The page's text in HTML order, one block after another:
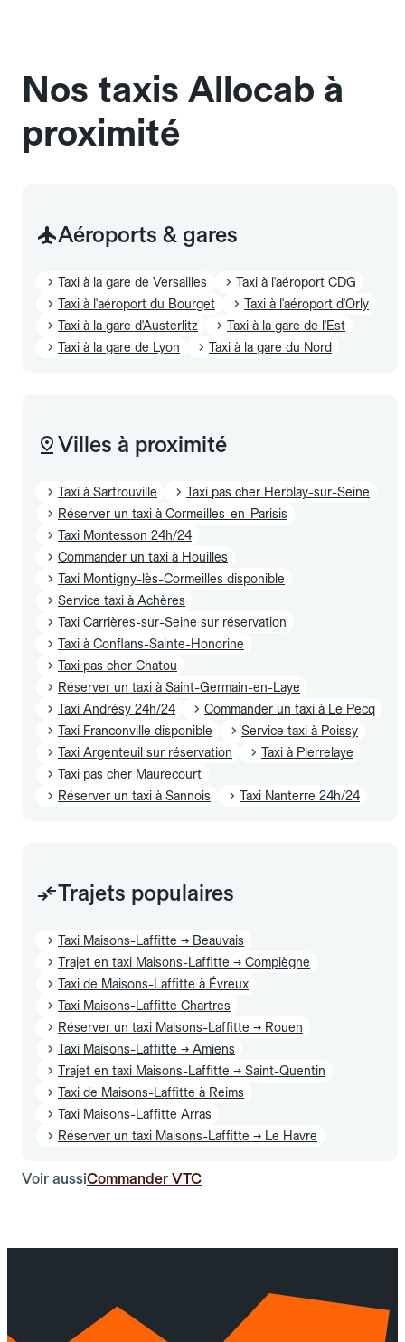
Nos taxis Allocab à
proximité
Aéroports & gares
Taxi à la gare de Versailles
Taxi à l'aéroport CDG
Taxi à l'aéroport du Bourget
Taxi à l'aéroport d'Orly
Taxi à la gare d'Austerlitz
Taxi à la gare de l'Est
Taxi à la gare de Lyon
Taxi à la gare du Nord
Villes à proximité
Taxi à Sartrouville
Taxi pas cher Herblay-sur-Seine
Réserver un taxi à Cormeilles-en-Parisis
Taxi Montesson 24h/24
Commander un taxi à Houilles
Taxi Montigny-lès-Cormeilles disponible
Service taxi à Achères
Taxi Carrières-sur-Seine sur réservation
Taxi à Conflans-Sainte-Honorine
Taxi pas cher Chatou
Réserver un taxi à Saint-Germain-en-Laye
Taxi Andrésy 24h/24
Commander un taxi à Le Pecq
Taxi Franconville disponible
Service taxi à Poissy
Taxi Argenteuil sur réservation
Taxi à Pierrelaye
Taxi pas cher Maurecourt
Réserver un taxi à Sannois
Taxi Nanterre 24h/24
Trajets populaires
Taxi Maisons-Laffitte → Beauvais
Trajet en taxi Maisons-Laffitte → Compiègne
Taxi de Maisons-Laffitte à Évreux
Taxi Maisons-Laffitte Chartres
Réserver un taxi Maisons-Laffitte → Rouen
Taxi Maisons-Laffitte → Amiens
Trajet en taxi Maisons-Laffitte → Saint-Quentin
Taxi de Maisons-Laffitte à Reims
Taxi Maisons-Laffitte Arras
Réserver un taxi Maisons-Laffitte → Le Havre
Voir aussiCommander VTC